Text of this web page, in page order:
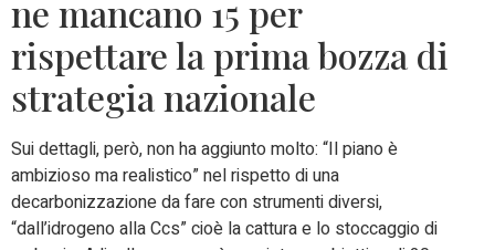
ne mancano 15 per
rispettare la prima bozza di
strategia nazionale
Sui dettagli, però, non ha aggiunto molto: “Il piano è
ambizioso ma realistico” nel rispetto di una
decarbonizzazione da fare con strumenti diversi,
“dall’idrogeno alla Ccs” cioè la cattura e lo stoccaggio di